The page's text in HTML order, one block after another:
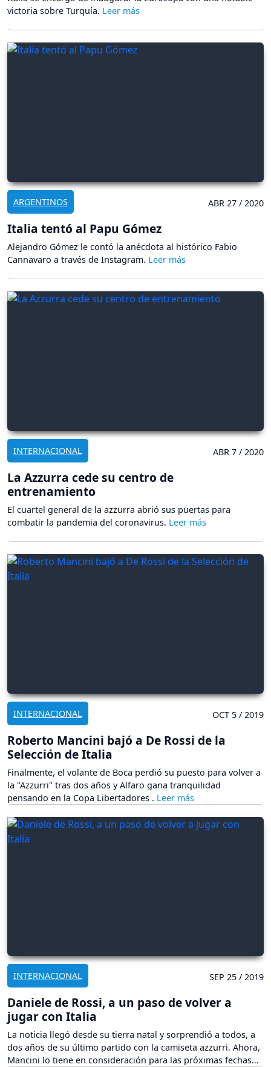
victoria sobre Turquía.
ARGENTINOS ABR 27 / 2020
Italia tentó al Papu Gómez
Alejandro Gómez le contó la anécdota al histórico Fabio
Cannavaro a través de Instagram.
INTERNACIONAL ABR 7 / 2020
La Azzurra cede su centro de
entrenamiento
El cuartel general de la azzurra abrió sus puertas para
combatir la pandemia del coronavirus.
INTERNACIONAL OCT 5 / 2019
Roberto Mancini bajó a De Rossi de la
Selección de Italia
Finalmente, el volante de Boca perdió su puesto para volver a
la "Azzurri" tras dos años y Alfaro gana tranquilidad
pensando en la Copa Libertadores .
INTERNACIONAL SEP 25 / 2019
Daniele de Rossi, a un paso de volver a
jugar con Italia
La noticia llegó desde su tierra natal y sorprendió a todos, a
dos años de su último partido con la camiseta azzurri. Ahora,
Mancini lo tiene en consideración para las próximas fechas